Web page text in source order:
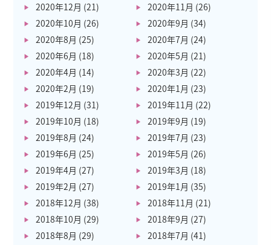
2020年12月 (21) 2020年11月 (26)
2020年10月 (26) 2020年9月 (34)
2020年8月 (25) 2020年7月 (24)
2020年6月 (18) 2020年5月 (21)
2020年4月 (14) 2020年3月 (22)
2020年2月 (19) 2020年1月 (23)
2019年12月 (31) 2019年11月 (22)
2019年10月 (18) 2019年9月 (19)
2019年8月 (24) 2019年7月 (23)
2019年6月 (25) 2019年5月 (26)
2019年4月 (27) 2019年3月 (18)
2019年2月 (27) 2019年1月 (35)
2018年12月 (38) 2018年11月 (21)
2018年10月 (29) 2018年9月 (27)
2018年8月 (29) 2018年7月 (41)